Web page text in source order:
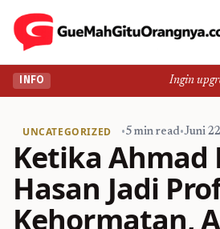
INFO Ingin
UNCATEGORIZED •5 min read•Juni
Ketika Ahmad
Hasan Jadi
Kehormatan,